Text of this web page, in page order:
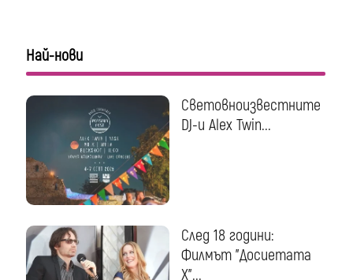
Най-нови
Световноизвестните
DJ-и Alex Twin...
След 18 години:
Филмът "Досиетата
Х"...